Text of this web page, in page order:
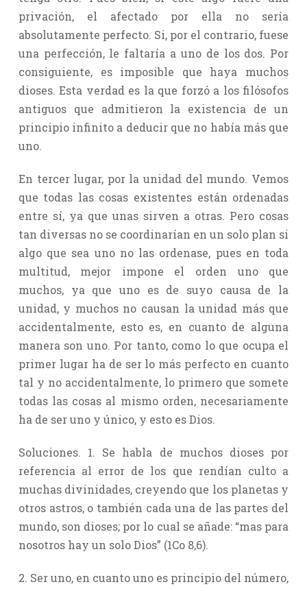
privación, el afectado por ella no sería
absolutamente perfecto. Si, por el contrario, fuese
una perfección, le faltaría a uno de los dos. Por
consiguiente, es imposible que haya muchos
dioses. Esta verdad es la que forzó a los filósofos
antiguos que admitieron la existencia de un
principio infinito a deducir que no había más que
uno.
En tercer lugar, por la unidad del mundo. Vemos
que todas las cosas existentes están ordenadas
entre sí, ya que unas sirven a otras. Pero cosas
tan diversas no se coordinarían en un solo plan si
algo que sea uno no las ordenase, pues en toda
multitud, mejor impone el orden uno que
muchos, ya que uno es de suyo causa de la
unidad, y muchos no causan la unidad más que
accidentalmente, esto es, en cuanto de alguna
manera son uno. Por tanto, como lo que ocupa el
primer lugar ha de ser lo más perfecto en cuanto
tal y no accidentalmente, lo primero que somete
todas las cosas al mismo orden, necesariamente
ha de ser uno y único, y esto es Dios.
Soluciones. 1. Se habla de muchos dioses por
referencia al error de los que rendían culto a
muchas divinidades, creyendo que los planetas y
otros astros, o también cada una de las partes del
mundo, son dioses; por lo cual se añade: “mas para
nosotros hay un solo Dios” (1Co 8,6).
2. Ser uno, en cuanto uno es principio del número,